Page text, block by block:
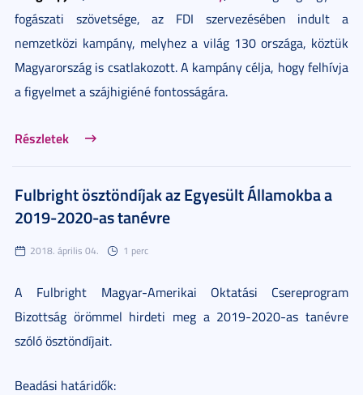
fogászati szövetsége, az FDI szervezésében indult a
nemzetközi kampány, melyhez a világ 130 országa, köztük
Magyarország is csatlakozott. A kampány célja, hogy felhívja
a figyelmet a szájhigiéné fontosságára.
Részletek
Fulbright ösztöndíjak az Egyesült Államokba a
2019-2020-as tanévre
2018. április 04. 1 perc
A Fulbright Magyar-Amerikai Oktatási Csereprogram
Bizottság örömmel hirdeti meg a 2019-2020-as tanévre
szóló ösztöndíjait.
Beadási határidők: